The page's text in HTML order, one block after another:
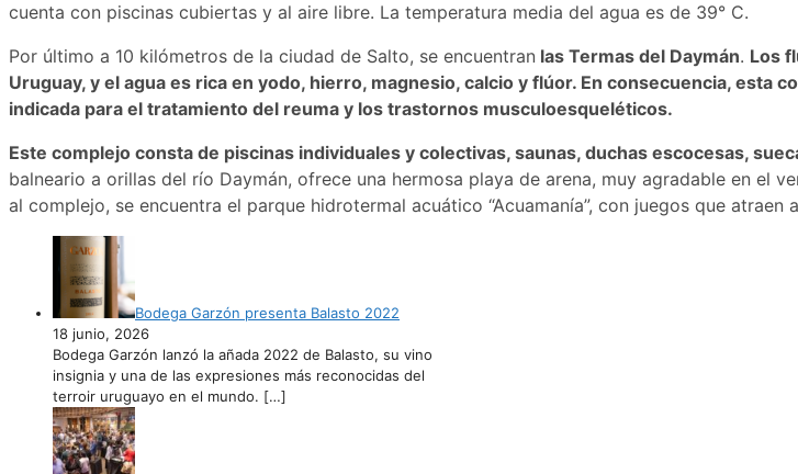
cuenta con piscinas cubiertas y al aire libre. La temperatura media del agua es de 39° C.
Por último a 10 kilómetros de la ciudad de Salto, se encuentran las Termas del Daymán. Los
Uruguay, y el agua es rica en yodo, hierro, magnesio, calcio y flúor. En consecuencia,
indicada para el tratamiento del reuma y los trastornos musculoesqueléticos.
Este complejo consta de piscinas individuales y colectivas, saunas, duchas escocesas,
balneario a orillas del río Daymán, ofrece una hermosa playa de arena, muy agradable en el
al complejo, se encuentra el parque hidrotermal acuático “Acuamanía”, con juegos que atraen
Bodega Garzón presenta Balasto 2022
18 junio, 2026
Bodega Garzón lanzó la añada 2022 de Balasto, su vino
insignia y una de las expresiones más reconocidas del
terroir uruguayo en el mundo. […]